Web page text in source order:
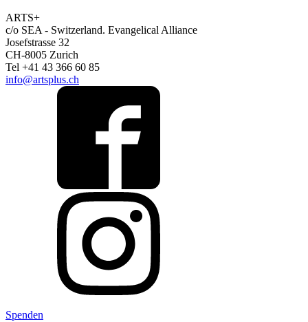
ARTS+
c/o SEA - Switzerland. Evangelical Alliance
Josefstrasse 32
CH-8005 Zurich
Tel +41 43 366 60 85
info@artsplus.ch
Spenden